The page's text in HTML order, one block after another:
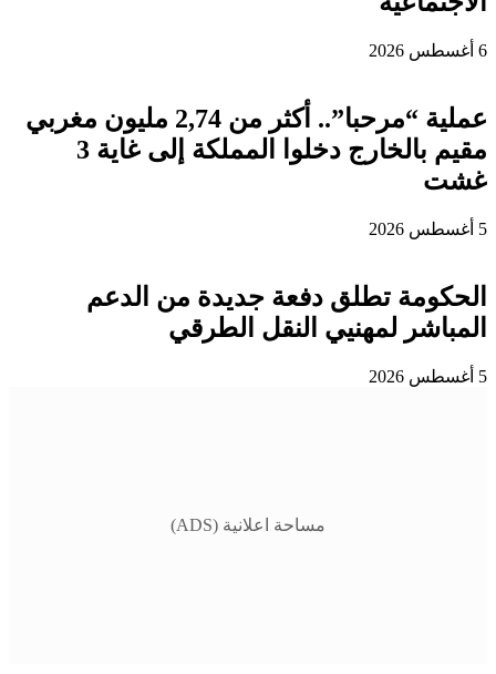
6 أغسطس 2026
عملية “مرحبا”.. أكثر من 2,74 مليون مغربي
مقيم بالخارج دخلوا المملكة إلى غاية 3
غشت
5 أغسطس 2026
الحكومة تطلق دفعة جديدة من الدعم
المباشر لمهنيي النقل الطرقي
5 أغسطس 2026
مساحة اعلانية (ADS)